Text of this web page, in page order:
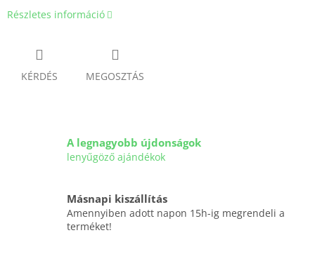
Részletes információ
KÉRDÉS MEGOSZTÁS
A legnagyobb újdonságok
lenyűgöző ajándékok
Másnapi kiszállítás
Amennyiben adott napon 15h-ig megrendeli a
terméket!